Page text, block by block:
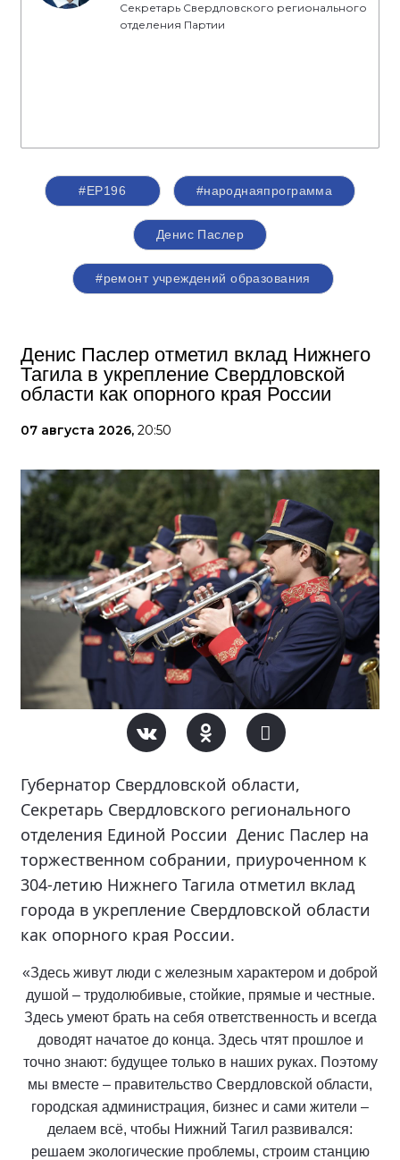
Секретарь Свердловского регионального
отделения Партии
#ЕР196 #народнаяпрограмма
Денис Паслер
#ремонт учреждений образования
Денис Паслер отметил вклад Нижнего
Тагила в укрепление Свердловской
области как опорного края России
07 августа 2026, 20:50
Губернатор Свердловской области,
Секретарь Свердловского регионального
отделения Единой России Денис Паслер на
торжественном собрании, приуроченном к
304-летию Нижнего Тагила отметил вклад
города в укрепление Свердловской области
как опорного края России.
«Здесь живут люди с железным характером и доброй
душой – трудолюбивые, стойкие, прямые и честные.
Здесь умеют брать на себя ответственность и всегда
доводят начатое до конца. Здесь чтят прошлое и
точно знают: будущее только в наших руках. Поэтому
мы вместе – правительство Свердловской области,
городская администрация, бизнес и сами жители –
делаем всё, чтобы Нижний Тагил развивался:
решаем экологические проблемы, строим станцию